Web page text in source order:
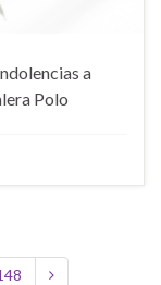
a
Polo